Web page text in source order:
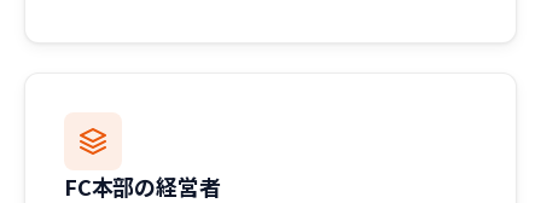
FC本部の経営者